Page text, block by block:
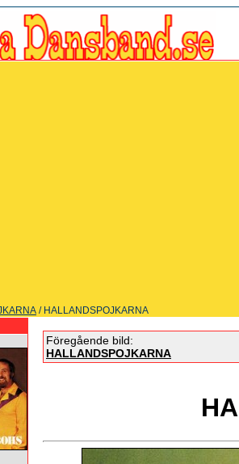
/ HALLANDSPOJKARNA
Föregående bild:
HALLANDSPOJKARNA